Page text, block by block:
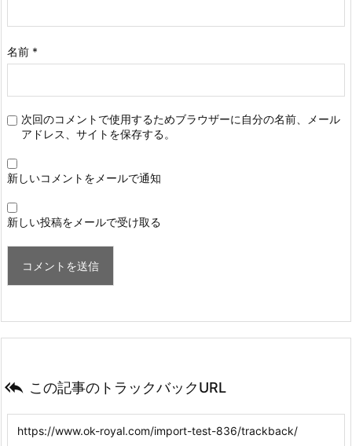
名前 *
次回のコメントで使用するためブラウザーに自分の名前、メール
アドレス、サイトを保存する。
新しいコメントをメールで通知
新しい投稿をメールで受け取る
 この記事のトラックバックURL